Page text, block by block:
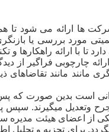
­ها ارائه می ­شود تا
مورد بررسی یا
تا با ارائه راهکارها و
چارچوبی فراگیر از
مانند تقاضاهای
است بدین­ صورت که پس
­وتعدیل می­گیرند. سپس
نفر از مدیران عامل یا یکی از
برای تجزیه و تحلیل